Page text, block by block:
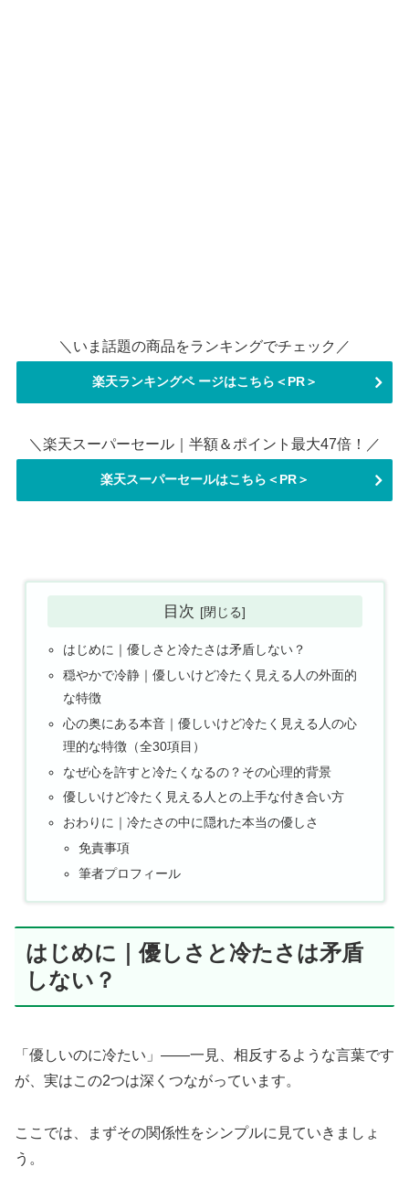
＼いま話題の商品をランキングでチェック／
楽天ランキングペ ージはこちら＜PR＞
＼楽天スーパーセール｜半額＆ポイント最大47倍！／
楽天スーパーセールはこちら＜PR＞
目次
はじめに｜優しさと冷たさは矛盾しない？
穏やかで冷静｜優しいけど冷たく見える人の外面的
な特徴
心の奥にある本音｜優しいけど冷たく見える人の心
理的な特徴（全30項目）
なぜ心を許すと冷たくなるの？その心理的背景
優しいけど冷たく見える人との上手な付き合い方
おわりに｜冷たさの中に隠れた本当の優しさ
免責事項
筆者プロフィール
はじめに｜優しさと冷たさは矛盾
しない？
「優しいのに冷たい」——一見、相反するような言葉です
が、実はこの2つは深くつながっています。
ここでは、まずその関係性をシンプルに見ていきましょ
う。